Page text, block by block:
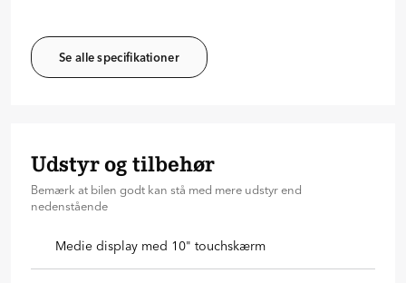
Se alle specifikationer
Udstyr og tilbehør
Bemærk at bilen godt kan stå med mere udstyr end
nedenstående
Medie display med 10" touchskærm